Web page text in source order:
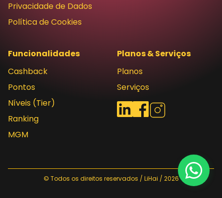
Privacidade de Dados
Política de Cookies
Funcionalidades
Cashback
Pontos
Níveis (Tier)
Ranking
MGM
Planos & Serviços
Planos
Serviços
Redes sociais
LinkedInFacebook
Instagram
© Todos os direitos reservados / LiHai / 2026